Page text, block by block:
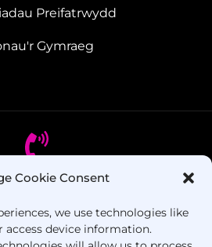
Cookie Consent
we use technologies like
access device information.
Preifatrwydd
Gymraeg
1437 753 000